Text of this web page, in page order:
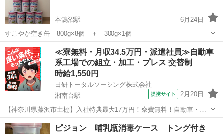
本鵠沼駅
6月24日
すこやか空き缶 800g×8個 ＋ 300g×1個
神奈川 藤沢市 本鵠沼駅 ベビー用品 空き缶
≪寮無料・月収34.5万円・派遣社員≫自動車
系工場での組立・加工・プレス 交替制
時給1,550円
日研トータルソーシング株式会社
湘南台駅
提携サイト 2月20日
【神奈川県藤沢市土棚】入社特典最大17万円！寮費無料！自動車・ト
ラックの組立・加工ライン作業《お仕事No.5A631》 お仕事について
自動車（小・中・大型トラック）の組立や各エンジン部品の製造を行
神奈川 藤沢市 湘南台駅 その他
ピジョン 哺乳瓶消毒ケース トング付き